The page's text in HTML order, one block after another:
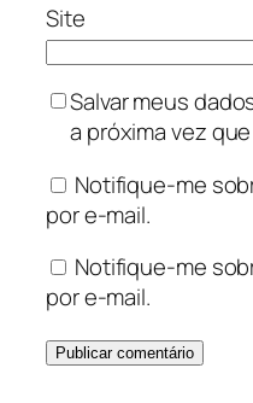
Site
Salvar meus
a próxima vez
Notifique-me
por e-mail.
Notifique-me
por e-mail.